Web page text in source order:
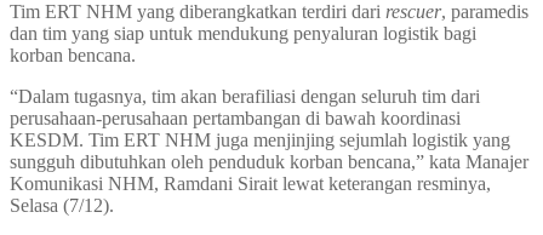
Tim ERT NHM yang diberangkatkan terdiri dari rescuer, paramedis
dan tim yang siap untuk mendukung penyaluran logistik bagi
korban bencana.
“Dalam tugasnya, tim akan berafiliasi dengan seluruh tim dari
perusahaan-perusahaan pertambangan di bawah koordinasi
KESDM. Tim ERT NHM juga menjinjing sejumlah logistik yang
sungguh dibutuhkan oleh penduduk korban bencana,” kata Manajer
Komunikasi NHM, Ramdani Sirait lewat keterangan resminya,
Selasa (7/12).